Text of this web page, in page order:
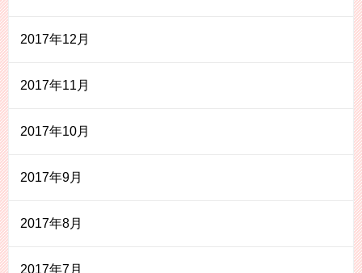
2017年12月
2017年11月
2017年10月
2017年9月
2017年8月
2017年7月